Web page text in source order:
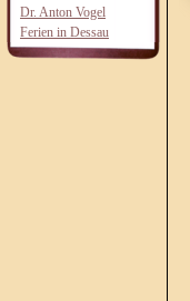
Dr. Anton Vogel
Ferien in Dessau